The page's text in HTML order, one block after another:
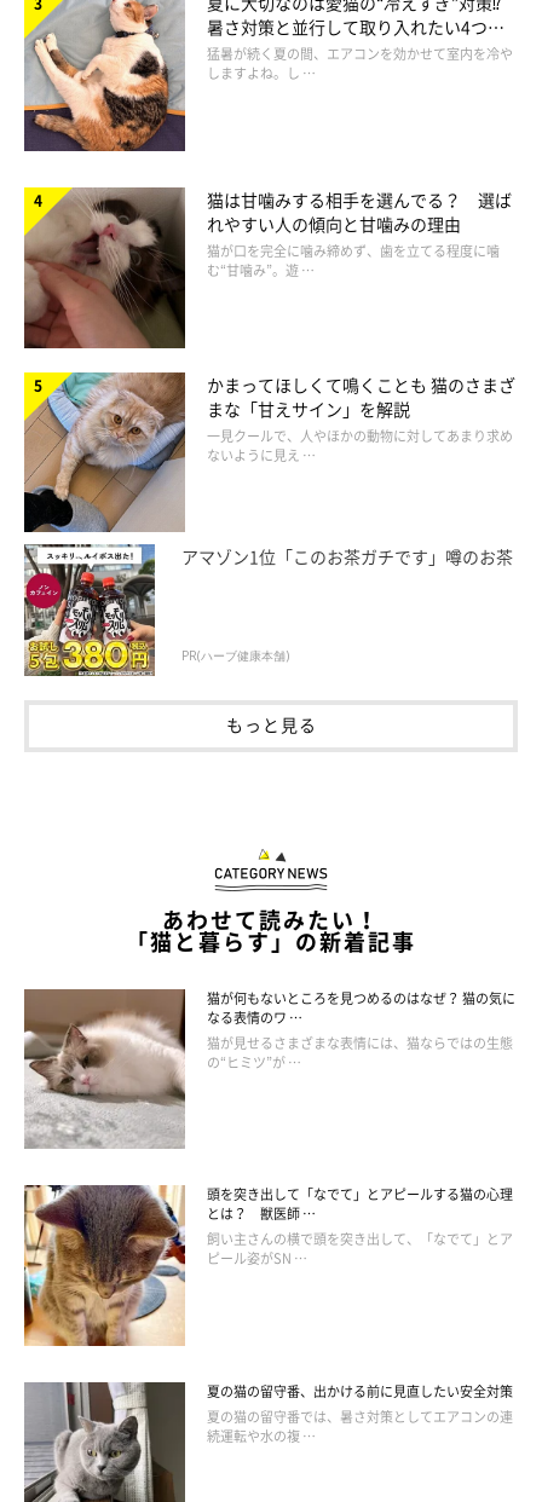
相談室です スペシャル』
文／Honoka
※写真はアプリ「まいにちのいぬ・ねこのきもち」にご投稿いた
だいたものです。
暑さ対策と並行して取り入れたい4つの
工夫
猛暑が続く夏の間、エアコンを効かせて室内を冷や
しますよね。し …
猫は甘噛みする相手を選んでる？ 選ば
れやすい人の傾向と甘噛みの理由
猫が口を完全に噛み締めず、歯を立てる程度に噛
む“甘噛み”。遊 …
かまってほしくて鳴くことも 猫のさまざ
まな「甘えサイン」を解説
一見クールで、人やほかの動物に対してあまり求め
ないように見え …
アマゾン1位「このお茶ガチです」噂のお茶
PR(ハーブ健康本舗)
もっと見る
あわせて読みたい！
「猫と暮らす」の新着記事
猫が何もないところを見つめるのはなぜ？ 猫の気に
なる表情のワ …
猫が見せるさまざまな表情には、猫ならではの生態
の“ヒミツ”が …
頭を突き出して「なでて」とアピールする猫の心理
とは？ 獣医師 …
飼い主さんの横で頭を突き出して、「なでて」とア
ピール姿がSN …
夏の猫の留守番、出かける前に見直したい安全対策
夏の猫の留守番では、暑さ対策としてエアコンの連
続運転や水の複 …